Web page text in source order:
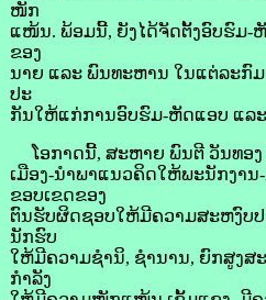
ໜັກ
ແໜ້ນ. ພ້ອມນີ້, ຍັງໄດ້ຈັດຕັ້ງອົບຮົມ-
ຂອງ
ນາຍ ແລະ ພົນທະຫານ ໃນແຕ່ລະກົ
ປະ
ກັນໃຫ້ແກ່ການອົບຮົມ-ຫັດແອບ ແລ
ໂອກາດນີ້, ສະຫາຍ ພົນຕີ ວັນທອງ
ເມືອງ-ນຳພາແນວຄິດໃຫ້ພະນັກງາ
ຂອບເຂດຂອງ
ຕົນຮັບຜິດຊອບໃຫ້ມີຄວາມສະຫງົບ
ນັກຮົບ
ໃຫ້ມີຄວາມຊຳນິ, ຊຳນານ, ຍົກສູງສ
ກຳລັງ